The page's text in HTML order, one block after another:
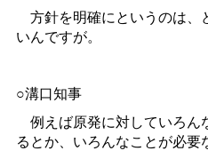
方針を明確にというのは、
いんですが。
○溝口知事
例えば原発に対していろん
るとか、いろんなことが必